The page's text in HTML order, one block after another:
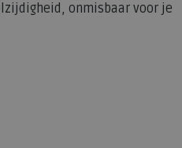
onmisbaar voor je